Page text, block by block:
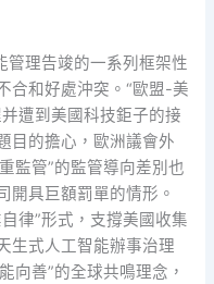
管理告竣的一系列框架性
合和好處沖突。“歐盟-美
遭到美國科技鉅子的接
目的擔心，歐洲議會外
監管”的監管導向差別也
開具巨額罰單的情形。
律”形式，支撐美國收集
生式人工智能辦事治理
向善”的全球共鳴理念，